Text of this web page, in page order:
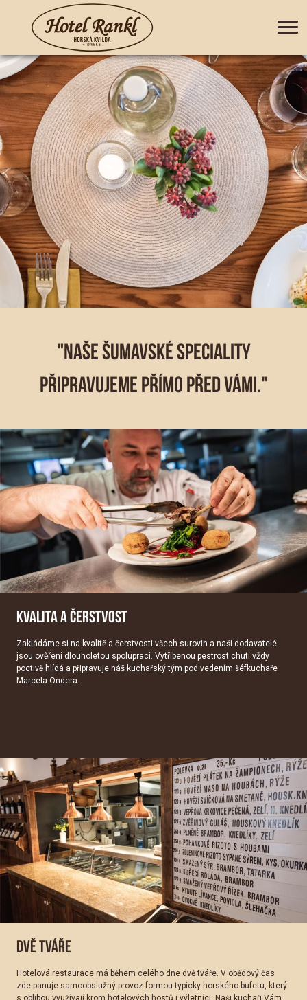
+420 388 435 044
"NAŠE ŠUMAVSKÉ SPECIALITY
PŘIPRAVUJEME PŘÍMO PŘED VÁMI."
KVALITA A ČERSTVOST
Zakládáme si na kvalitě a čerstvosti všech surovin a naši dodavatelé
jsou ověřeni dlouholetou spoluprací. Vytříbenou pestrost chutí vždy
poctivě hlídá a připravuje náš kuchařský tým pod vedením šéfkuchaře
Marcela Ondera.
DVĚ TVÁŘE
Hotelová restaurace má během celého dne dvě tváře. V obědový čas
zde panuje samoobslužný provoz formou typicky horského bufetu, který
s oblibou využívají krom hotelových hostů i výletníci. Naši kuchaři Vám